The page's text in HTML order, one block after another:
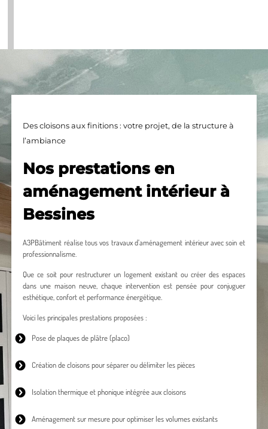
Des cloisons aux finitions : votre projet, de la structure à
l’ambiance
Nos prestations en
aménagement intérieur à
Bessines
A3PBâtiment réalise tous vos travaux d’aménagement intérieur avec soin et
professionnalisme.
Que ce soit pour restructurer un logement existant ou créer des espaces
dans une maison neuve, chaque intervention est pensée pour conjuguer
esthétique, confort et performance énergétique.
Voici les principales prestations proposées :
Pose de plaques de plâtre(placo)
Création de cloisonspour séparer ou délimiter les pièces
Isolation thermiqueet phonique intégrée aux cloisons
Aménagement sur mesurepour optimiser les volumes existants